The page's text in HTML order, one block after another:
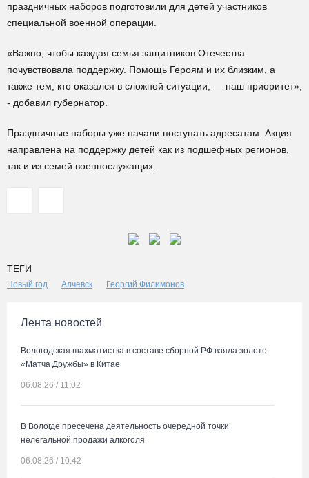
праздничных наборов подготовили для детей участников
специальной военной операции.
«Важно, чтобы каждая семья защитников Отечества
почувствовала поддержку. Помощь Героям и их близким, а
также тем, кто оказался в сложной ситуации, — наш приоритет»,
- добавил губернатор.
Праздничные наборы уже начали поступать адресатам. Акция
направлена на поддержку детей как из подшефных регионов,
так и из семей военнослужащих.
ТЕГИ
Новый год Алчевск Георгий Филимонов
Лента новостей
Вологодская шахматистка в составе сборной РФ взяла золото
«Матча Дружбы» в Китае
06.08.26 / 11:02
В Вологде пресечена деятельность очередной точки
нелегальной продажи алкоголя
06.08.26 / 10:42